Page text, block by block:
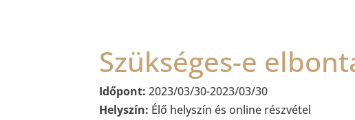
Szükséges-e
Időpont: 2023/03/30-2023/03/30
Helyszín: Élő helyszín és online részvétel